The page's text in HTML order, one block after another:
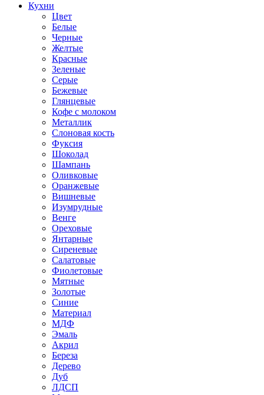
Кухни
Цвет
Белые
Черные
Желтые
Красные
Зеленые
Серые
Бежевые
Глянцевые
Кофе с молоком
Металлик
Слоновая кость
Фуксия
Шоколад
Шампань
Оливковые
Оранжевые
Вишневые
Изумрудные
Венге
Ореховые
Янтарные
Сиреневые
Салатовые
Фиолетовые
Мятные
Золотые
Синие
Материал
МДФ
Эмаль
Акрил
Береза
Дерево
Дуб
ЛДСП